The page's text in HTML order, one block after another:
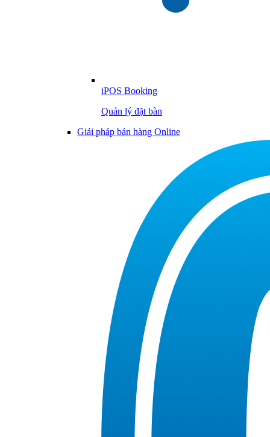
iPOS Booking
Quản lý đặt bàn
Giải pháp bán hàng Online